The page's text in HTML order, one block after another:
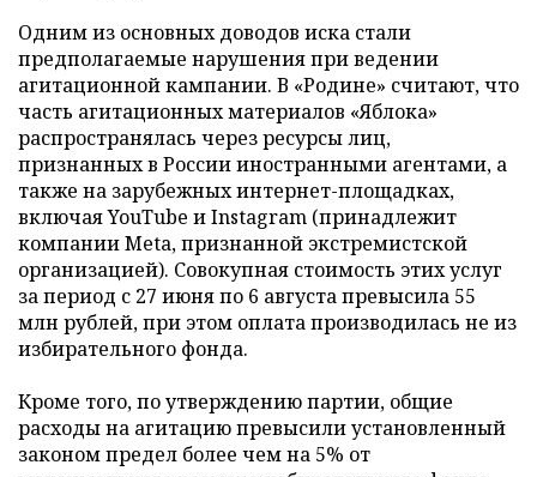
Одним из основных доводов иска стали
предполагаемые нарушения при ведении
агитационной кампании. В «Родине» считают, что
часть агитационных материалов «Яблока»
распространялась через ресурсы лиц,
признанных в России иностранными агентами, а
также на зарубежных интернет-площадках,
включая YouTube и Instagram (принадлежит
компании Meta, признанной экстремистской
организацией). Совокупная стоимость этих услуг
за период с 27 июня по 6 августа превысила 55
млн рублей, при этом оплата производилась не из
избирательного фонда.
Кроме того, по утверждению партии, общие
расходы на агитацию превысили установленный
законом предел более чем на 5% от